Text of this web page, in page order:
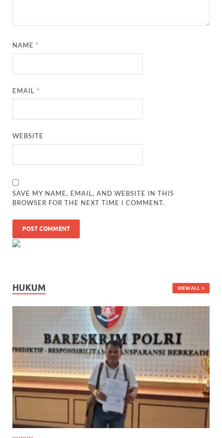
NAME *
EMAIL *
WEBSITE
SAVE MY NAME, EMAIL, AND WEBSITE IN THIS
BROWSER FOR THE NEXT TIME I COMMENT.
HUKUM VIEW ALL